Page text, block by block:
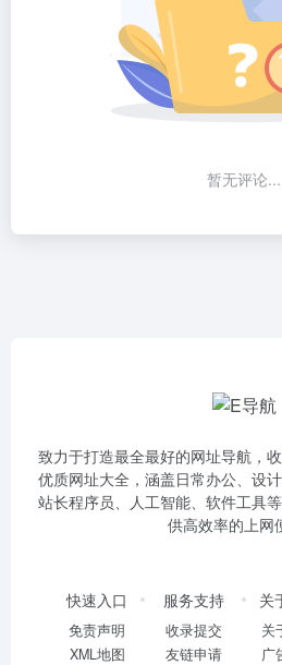
暂无评论...
致力于打造最全最好的网址导航，
优质网址大全，涵盖日常办公、设
站长程序员、人工智能、软件工具
供高效率的上网
快速入口
免责声明
XML地图
服务支持
收录提交
友链申请
关
关
广